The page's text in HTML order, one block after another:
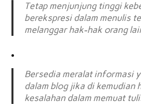
Tetap menjunjung tinggi
berekspresi dalam menulis
melanggar hak-hak orang
Bersedia meralat informasi
dalam blog jika di kemudian
kesalahan dalam memuat